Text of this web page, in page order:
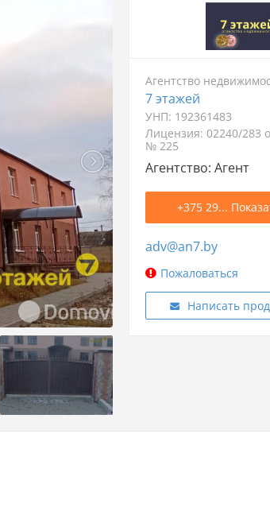
808р.
519р.
2.08.2025
Агентство
7 этажей
УНП: 192361483
Лицензия: 02240/283
№ 225
Агентство: Агент
+375 29...
adv@an7.by
Пожаловаться
Написать